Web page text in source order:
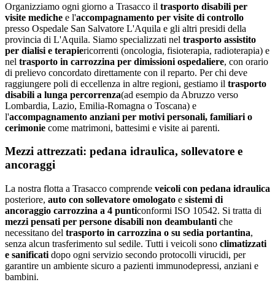
Organizziamo ogni giorno a Trasacco il trasporto disabili per
visite mediche e l'accompagnamento per visite di controllo
presso Ospedale San Salvatore L'Aquila e gli altri presidi della
provincia di L'Aquila. Siamo specializzati nel trasporto assistito
per dialisi e terapiericorrenti (oncologia, fisioterapia, radioterapia) e
nel trasporto in carrozzina per dimissioni ospedaliere, con orario
di prelievo concordato direttamente con il reparto. Per chi deve
raggiungere poli di eccellenza in altre regioni, gestiamo il trasporto
disabili a lunga percorrenza(ad esempio da Abruzzo verso
Lombardia, Lazio, Emilia-Romagna o Toscana) e
l'accompagnamento anziani per motivi personali, familiari o
cerimonie come matrimoni, battesimi e visite ai parenti.
Mezzi attrezzati: pedana idraulica, sollevatore e
ancoraggi
La nostra flotta a Trasacco comprende veicoli con pedana idraulica
posteriore, auto con sollevatore omologato e sistemi di
ancoraggio carrozzina a 4 punticonformi ISO 10542. Si tratta di
mezzi pensati per persone disabili non deambulanti che
necessitano del trasporto in carrozzina o su sedia portantina,
senza alcun trasferimento sul sedile. Tutti i veicoli sono climatizzati
e sanificati dopo ogni servizio secondo protocolli virucidi, per
garantire un ambiente sicuro a pazienti immunodepressi, anziani e
bambini.